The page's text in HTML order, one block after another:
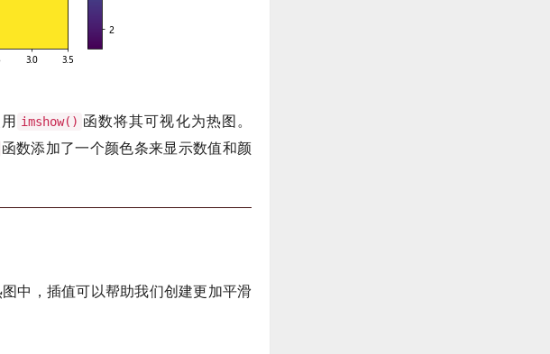
imshow() 函数将其可视化为热图。
函数添加了一个颜色条来显示数值和颜
中，插值可以帮助我们创建更加平滑